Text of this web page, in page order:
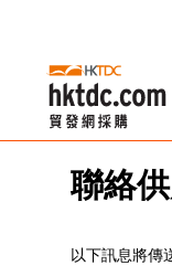
聯絡
以下訊息將傳